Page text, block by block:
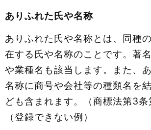
ありふれた氏や名称
ありふれた氏や名称とは、同種
在する氏や名称のことです。著
や業種名も該当します。また、
名称に商号や会社等の種類名を
ども含まれます。（商標法第3条
（登録できない例）